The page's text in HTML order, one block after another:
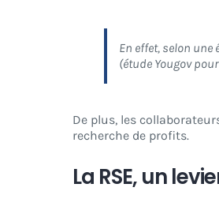
En effet, selon une
(étude Yougov
De plus, les
recherche de profits.
La RSE, un